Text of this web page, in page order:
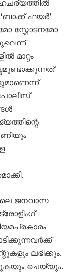
ഫയർ’
സ്ഫോടനമോ
മാറ്റം
ജനവാസ
ലഭിക്കും.
ചെയ്യും.